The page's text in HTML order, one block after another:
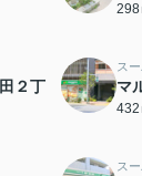
298
２丁
ス
マ
432
ス